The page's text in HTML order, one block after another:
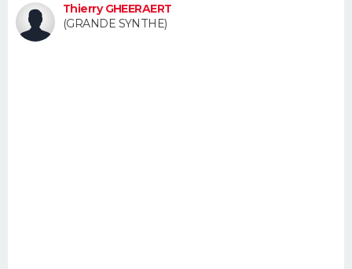
Thierry GHEERAERT
(GRANDE SYNTHE)